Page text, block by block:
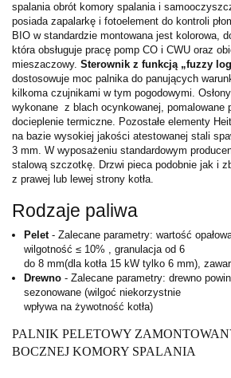
spalania obrót komory spalania i
posiada zapalarkę i fotoelement do kontroli
BIO w standardzie montowana jest kolorowa,
która obsługuje pracę pomp CO i CWU oraz
mieszaczowy. Sterownik z funkcją „fuzzy
dostosowuje moc palnika do panujących
kilkoma czujnikami w tym pogodowymi.
wykonane z blach ocynkowanej, pomalowane
docieplenie termiczne. Pozostałe elementy
na bazie wysokiej jakości atestowanej stali
3 mm. W wyposażeniu standardowym
stalową szczotkę. Drzwi pieca podobnie jak i
z prawej lub lewej strony kotła.
Rodzaje paliwa
Pelet- Zalecane parametry: wartość
wilgotność ≤ 10% , granulacja od 6
do 8 mm(dla kotła 15 kW tylko 6 mm),
Drewno - Zalecane parametry: drewno
sezonowane (wilgoć niekorzystnie
wpływa na żywotność kotła)
PALNIK PELETOWY
BOCZNEJ KOMORY SPALANIA